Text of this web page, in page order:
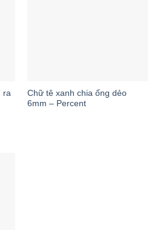
ra
Chữ tê xanh chia ống dẻo
6mm – Percent